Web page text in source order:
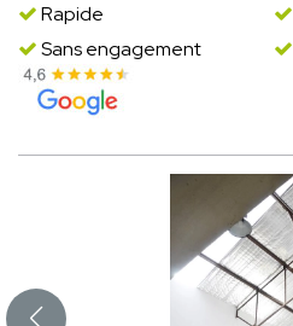
Rapide
Sans engagement